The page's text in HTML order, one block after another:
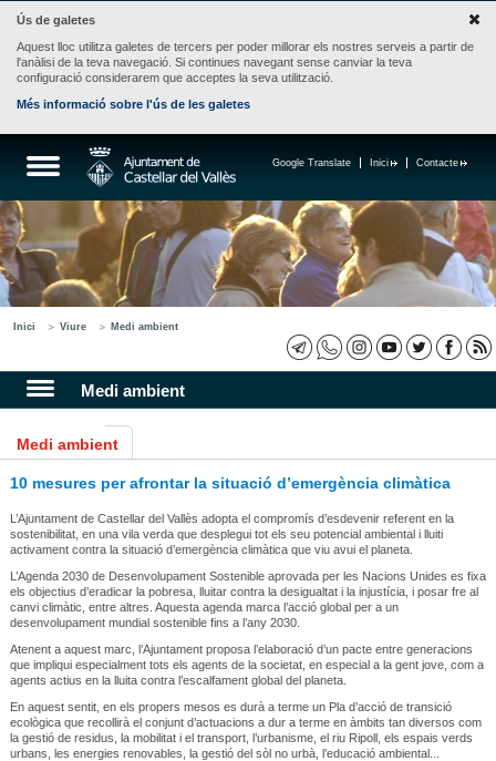
Ús de galetes
Aquest lloc utilitza galetes de tercers per poder millorar els nostres serveis a partir de
l'anàlisi de la teva navegació. Si continues navegant sense canviar la teva
configuració considerarem que acceptes la seva utilització.
Més informació sobre l'ús de les galetes
Contacte
Inici
Google Translate
Inici Viure Medi ambient
Medi ambient
Medi ambient
10 mesures per afrontar la situació d’emergència climàtica
L’Ajuntament de Castellar del Vallès adopta el compromís d’esdevenir referent en la
sostenibilitat, en una vila verda que desplegui tot els seu potencial ambiental i lluiti
activament contra la situació d’emergència climàtica que viu avui el planeta.
L’Agenda 2030 de Desenvolupament Sostenible aprovada per les Nacions Unides es fixa
els objectius d’eradicar la pobresa, lluitar contra la desigualtat i la injustícia, i posar fre al
canvi climàtic, entre altres. Aquesta agenda marca l’acció global per a un
desenvolupament mundial sostenible fins a l’any 2030.
Atenent a aquest marc, l’Ajuntament proposa l’elaboració d’un pacte entre generacions
que impliqui especialment tots els agents de la societat, en especial a la gent jove, com a
agents actius en la lluita contra l’escalfament global del planeta.
En aquest sentit, en els propers mesos es durà a terme un Pla d’acció de transició
ecològica que recollirà el conjunt d’actuacions a dur a terme en àmbits tan diversos com
la gestió de residus, la mobilitat i el transport, l’urbanisme, el riu Ripoll, els espais verds
urbans, les energies renovables, la gestió del sòl no urbà, l’educació ambiental...